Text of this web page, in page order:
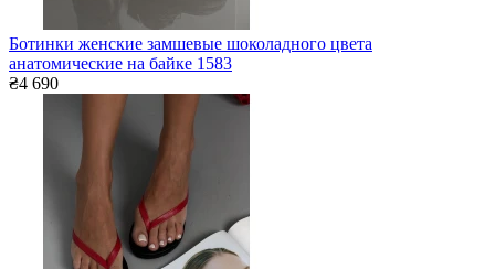
Ботинки женские замшевые шоколадного цвета
анатомические на байке 1583
₴4 690